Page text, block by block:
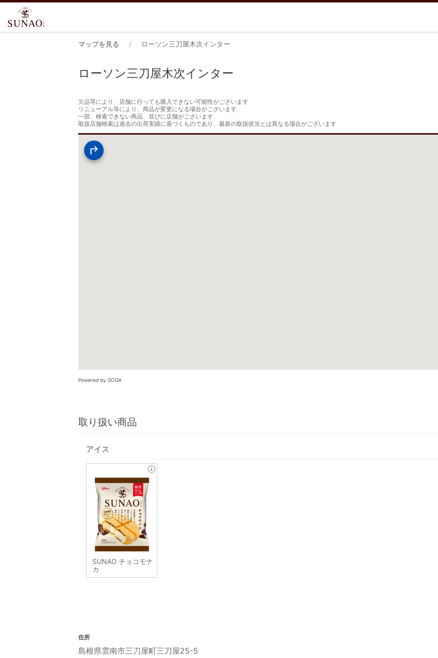
マップを見る ローソン三刀屋木次インター
ローソン三刀屋木次インター
欠品等により、店舗に行っても購入できない可能性がございます
リニューアル等により、商品が変更になる場合がございます
一部、検索できない商品、並びに店舗がございます
取扱店舗検索は過去の出荷実績に基づくものであり、最新の取扱状況とは異なる場合がございます
Powered by GOGA
取り扱い商品
アイス
SUNAO チョコモナ
カ
住所
島根県雲南市三刀屋町三刀屋25-5